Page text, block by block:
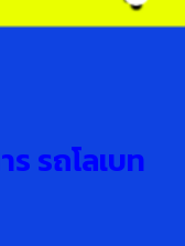
รรถโลเบท